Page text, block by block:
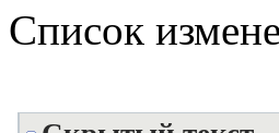
Список